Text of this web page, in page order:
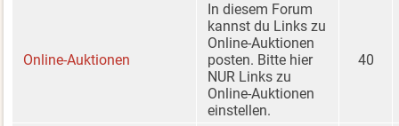
Online-Auktionen
In diesem Forum
kannst du Links zu
Online-Auktionen
posten. Bitte hier
NUR Links zu
Online-Auktionen
einstellen.
40